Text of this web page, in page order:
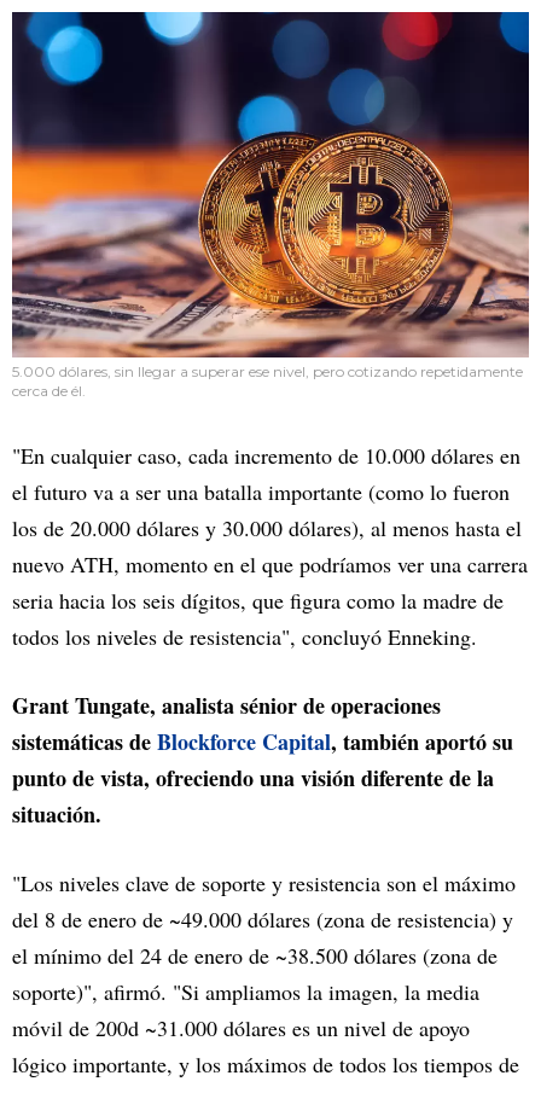
5.000 dólares, sin llegar a superar ese nivel, pero cotizando repetidamente
cerca de él.
"En cualquier caso, cada incremento de 10.000 dólares en
el futuro va a ser una batalla importante (como lo fueron
los de 20.000 dólares y 30.000 dólares), al menos hasta el
nuevo ATH, momento en el que podríamos ver una carrera
seria hacia los seis dígitos, que figura como la madre de
todos los niveles de resistencia", concluyó Enneking.
Grant Tungate, analista sénior de operaciones
sistemáticas deBlockforce Capital, también aportó su
punto de vista, ofreciendo una visión diferente de la
situación.
"Los niveles clave de soporte y resistencia son el máximo
del 8 de enero de ~49.000 dólares (zona de resistencia) y
el mínimo del 24 de enero de ~38.500 dólares (zona de
soporte)", afirmó. "Si ampliamos la imagen, la media
móvil de 200d ~31.000 dólares es un nivel de apoyo
lógico importante, y los máximos de todos los tiempos de